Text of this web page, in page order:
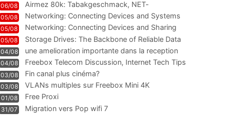
06/08
Airmez 80k: Tabakgeschmack, NET-
Technologie und Leistung im
05/08 Networking: Connecting Devices and Systems
05/08
Networking: Connecting Devices and Sharing
Information
05/08
Storage Drives: The Backbone of Reliable Data
Management
04/08
une amelioration importante dans la reception
WIFI
04/08
Freebox Telecom Discussion, Internet Tech Tips
Communi
03/08 Fin canal plus cinéma?
03/08 VLANs multiples sur Freebox Mini 4K
01/08 Free Proxi
31/07 Migration vers Pop wifi 7